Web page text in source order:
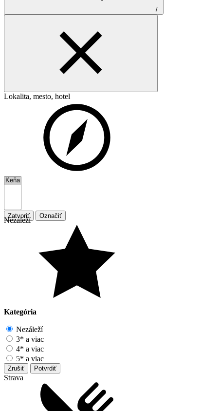
/
Lokalita, mesto, hotel
Zatvoriť Označiť
Nezáleží
Kategória
Nezáleží
3* a viac
4* a viac
5* a viac
Zrušiť Potvrdiť
Strava